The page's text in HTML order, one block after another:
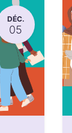
DÉC.
05